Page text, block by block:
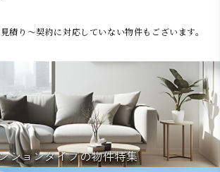
積り～契約に対応していない物件もございます。
ションタイプの物件特集